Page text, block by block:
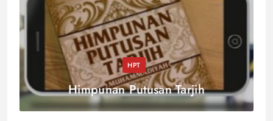
HPT
Himpunan Putusan Tarjih